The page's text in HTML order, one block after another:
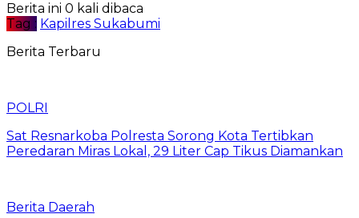
Berita ini 0 kali dibaca
Tag : Kapilres Sukabumi
Berita Terbaru
POLRI
Sat Resnarkoba Polresta Sorong Kota Tertibkan
Peredaran Miras Lokal, 29 Liter Cap Tikus Diamankan
Berita Daerah